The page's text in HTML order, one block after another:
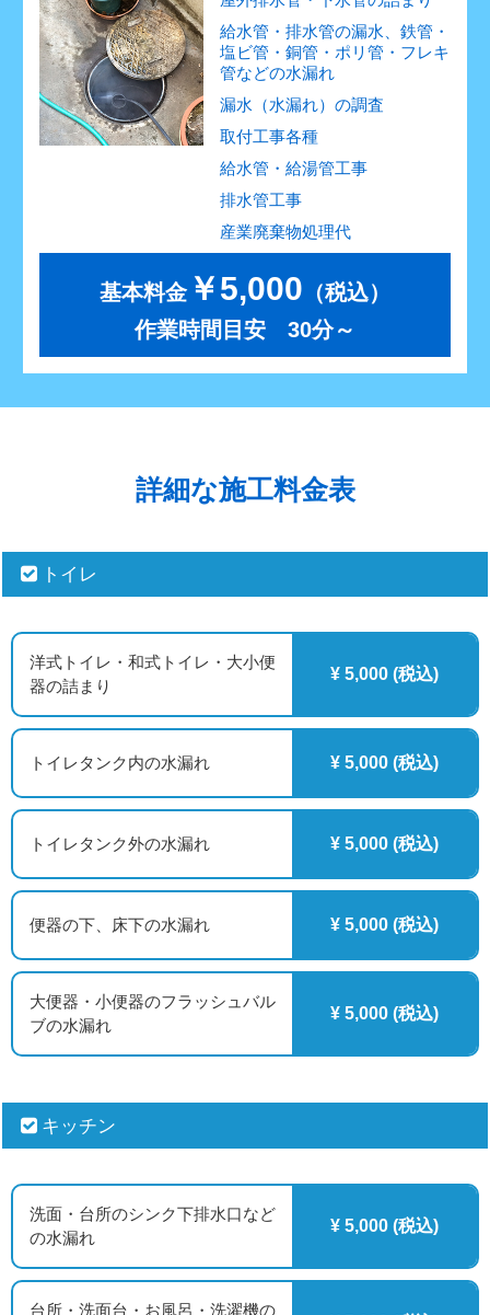
給水管・排水管の漏水、鉄管・
塩ビ管・銅管・ポリ管・フレキ
管などの水漏れ
漏水（水漏れ）の調査
取付工事各種
給水管・給湯管工事
排水管工事
産業廃棄物処理代
基本料金￥5,000 （税込）
作業時間目安 30分～
詳細な施工料金表
トイレ
洋式トイレ・和式トイレ・大小便
器の詰まり
¥ 5,000 (税込)
トイレタンク内の水漏れ ¥ 5,000 (税込)
トイレタンク外の水漏れ ¥ 5,000 (税込)
便器の下、床下の水漏れ ¥ 5,000 (税込)
大便器・小便器のフラッシュバル
ブの水漏れ
¥ 5,000 (税込)
キッチン
洗面・台所のシンク下排水口など
の水漏れ
¥ 5,000 (税込)
台所・洗面台・お風呂・洗濯機の